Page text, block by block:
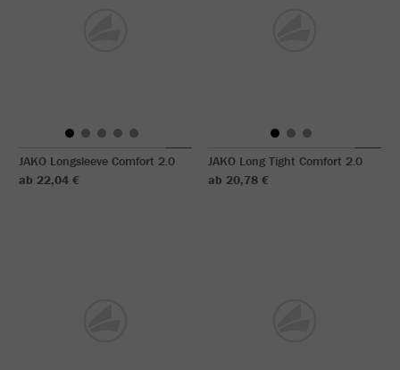
JAKO Longsleeve Comfort 2.0
ab 22,04 €
JAKO Long Tight Comfort 2.0
ab 20,78 €